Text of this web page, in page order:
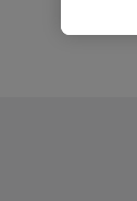
différents
En
«